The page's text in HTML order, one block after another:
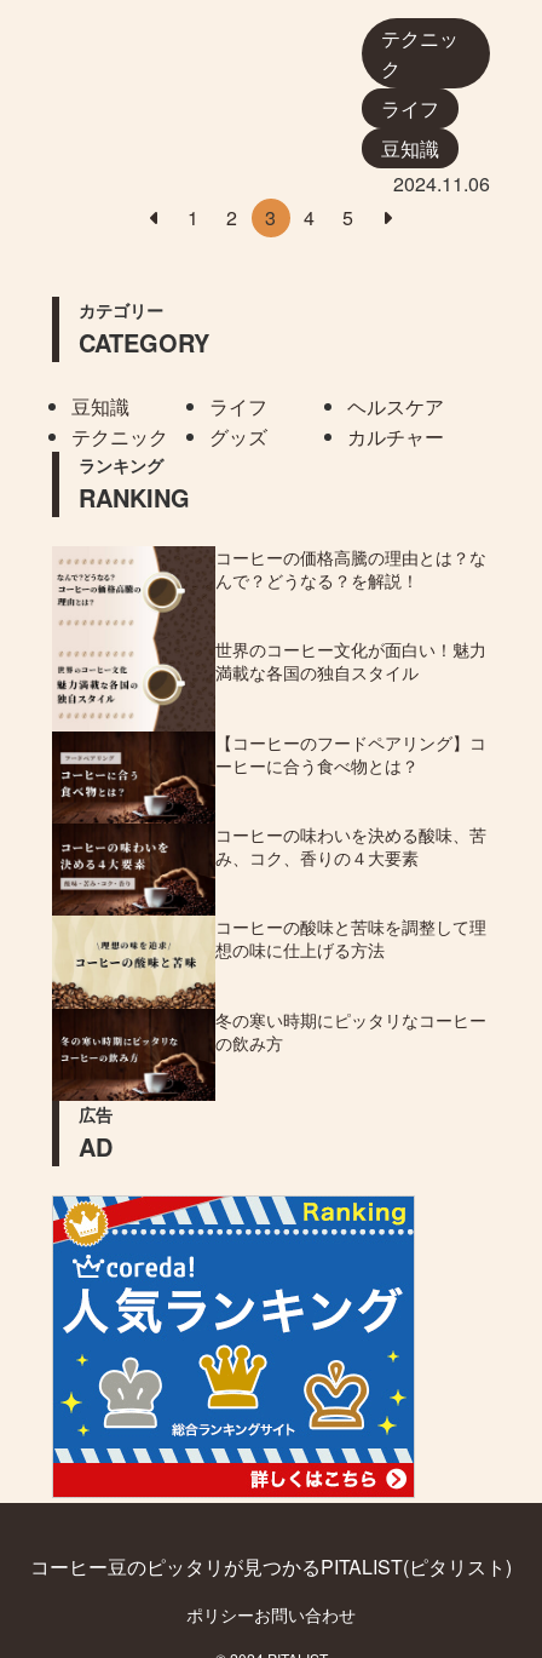
テクニッ
ク
ライフ
豆知識
2024.11.06
1
2 3 4 5
カテゴリー
CATEGORY
豆知識 ライフ
ヘルスケア
テクニック
グッズ カルチャー
ランキング
RANKING
コーヒーの価格高騰の理由とは？な
んで？どうなる？を解説！
世界のコーヒー文化が面白い！魅力
満載な各国の独自スタイル
【コーヒーのフードペアリング】コ
ーヒーに合う食べ物とは？
コーヒーの味わいを決める酸味、苦
み、コク、香りの４大要素
コーヒーの酸味と苦味を調整して理
想の味に仕上げる方法
冬の寒い時期にピッタリなコーヒー
の飲み方
広告
AD
コーヒー豆のピッタリが見つかるPITALIST(ピタリスト)
ポリシーお問い合わせ